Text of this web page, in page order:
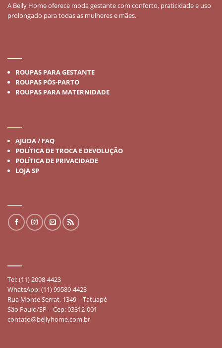
A Belly Home oferece moda gestante com conforto, praticidade e uso
prolongado para todas as mulheres e mães.
ROUPAS PARA GESTANTE
ROUPAS PÓS-PARTO
ROUPAS PARA MATERNIDADE
AJUDA / FAQ
POLÍTICA DE TROCA E DEVOLUÇÃO
POLÍTICA DE PRIVACIDADE
LOJA SP
Tel: (11) 2098-4423
WhatsApp: (11) 99580-4423
Rua Monte Serrat, 1349 – Tatuapé
São Paulo/SP – Cep: 03312-001
contato@bellyhome.com.br